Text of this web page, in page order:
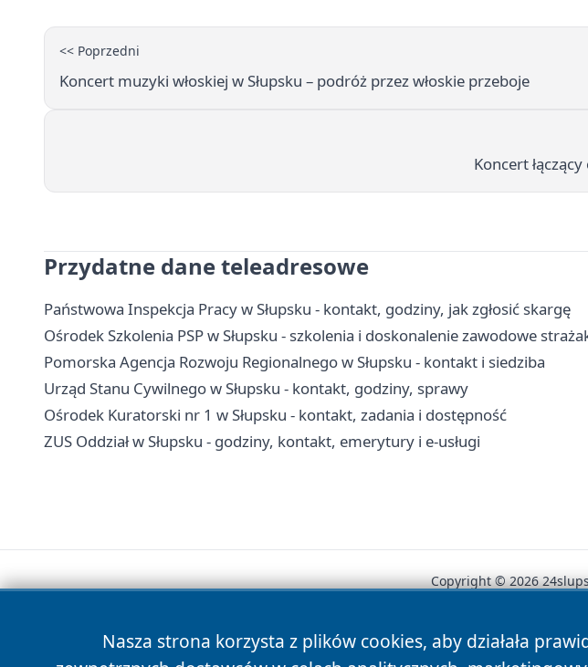
<< Poprzedni
Koncert muzyki włoskiej w Słupsku – podróż przez włoskie przeboje
Koncert
Przydatne dane teleadresowe
Państwowa Inspekcja Pracy w Słupsku - kontakt, godziny, jak zgłosić skargę
Ośrodek Szkolenia PSP w Słupsku - szkolenia i doskonalenie zawodowe
Pomorska Agencja Rozwoju Regionalnego w Słupsku - kontakt i siedziba
Urząd Stanu Cywilnego w Słupsku - kontakt, godziny, sprawy
Ośrodek Kuratorski nr 1 w Słupsku - kontakt, zadania i dostępność
ZUS Oddział w Słupsku - godziny, kontakt, emerytury i e-usługi
Nasza strona korzysta z plików cookies, aby działała
Copyright © 2026
News Autorzy